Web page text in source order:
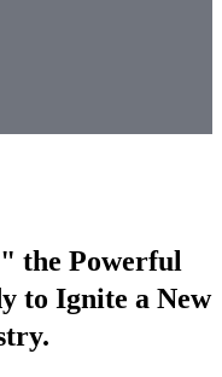
the Powerful
to Ignite a New